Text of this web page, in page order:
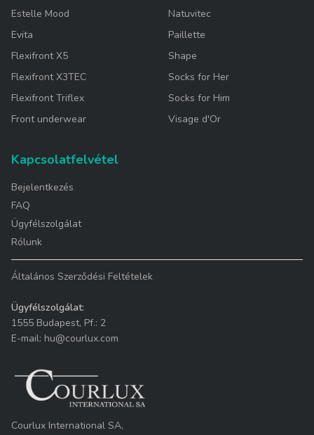
Estelle Mood
Evita
Flexifront X5
Flexifront X3TEC
Flexifront Triflex
Front underwear
Natuvitec
Paillette
Shape
Socks for Her
Socks for Him
Visage d'Or
Kapcsolatfelvétel
Bejelentkezés
FAQ
Ügyfélszolgálat
Rólunk
Általános Szerződési Feltételek
Ügyfélszolgálat:
1555 Budapest, Pf.: 2
E-mail: hu@courlux.com
Courlux International SA,